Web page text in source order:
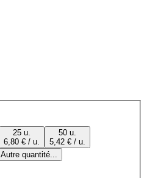
25 u.
6,80 € / u.
50 u.
5,42 € / u.
Autre quantité...